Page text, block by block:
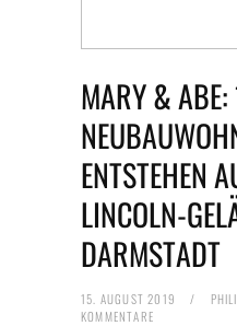
MARY & ABE:
ENTSTEHEN
LINCOLN-
DARMSTADT
15. AUGUST 2019 /
KOMMENTARE